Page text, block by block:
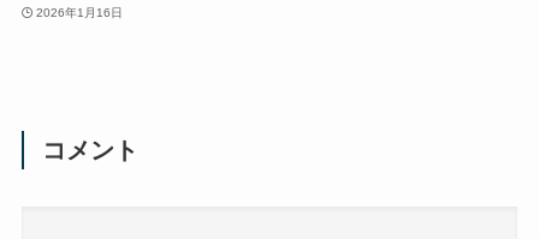
2026年1月16日
コメント